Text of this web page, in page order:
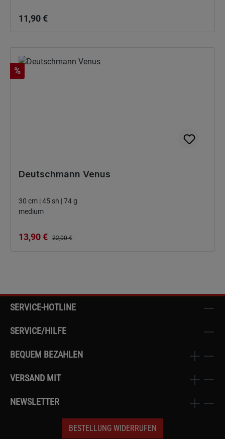
11,90 €
Rabatt
%
Deutschmann Venus
30 cm | 45 sh | 74 g
medium
13,90 €
Regulärer Preis:
22,00 €
SERVICE-HOTLINE
SERVICE/HILFE
BEQUEM BEZAHLEN
VERSAND MIT
NEWSLETTER
BESTELLUNG WIDERRUFEN